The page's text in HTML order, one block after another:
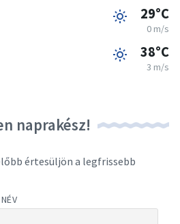
29°C
0 m/s
38°C
3 m/s
naprakész!
értesüljön a legfrissebb